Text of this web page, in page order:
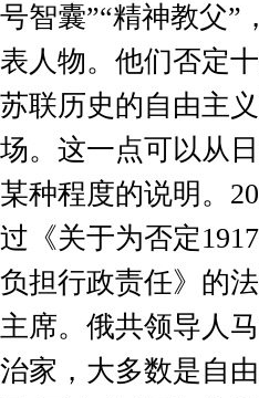
号智囊”“精神教父”
表人物。他们否定
苏联历史的自由主
场。这一点可以从
某种程度的说明。
过《关于为否定1917
负担行政责任》的
主席。俄共领导人
治家，大多数是自